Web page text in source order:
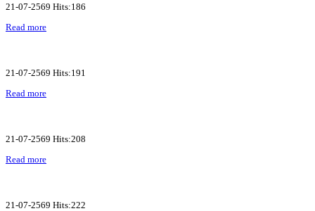
21-07-2569 Hits:186
Read more
21-07-2569 Hits:191
Read more
21-07-2569 Hits:208
Read more
21-07-2569 Hits:222